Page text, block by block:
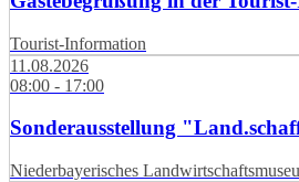
Tourist-Information
11.08.2026
08:00 - 17:00
Sonderausstellung
Niederbayerisches